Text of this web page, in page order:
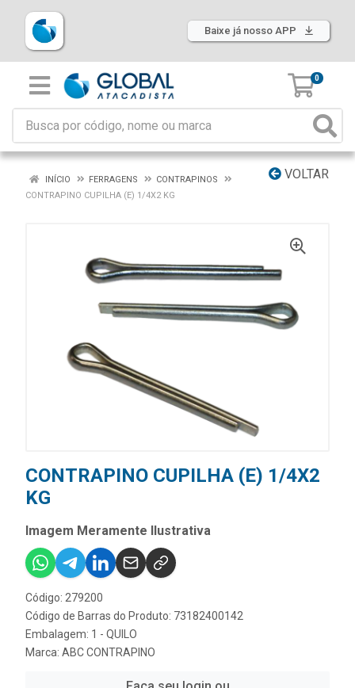
Baixe já nosso APP
0
VOLTAR
INÍCIO FERRAGENS
CONTRAPINOS
CONTRAPINO CUPILHA (E) 1/4X2 KG
CONTRAPINO CUPILHA (E) 1/4X2
KG
Imagem Meramente Ilustrativa
Código: 279200
Código de Barras do Produto: 73182400142
Embalagem: 1 - QUILO
Marca: ABC CONTRAPINO